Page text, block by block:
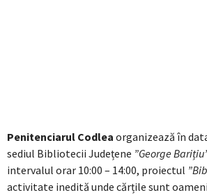
Penitenciarul Codlea organizează în
sediul Bibliotecii Județene ”George
intervalul orar 10:00 – 14:00, proiectul
activitate inedită unde cărțile sunt